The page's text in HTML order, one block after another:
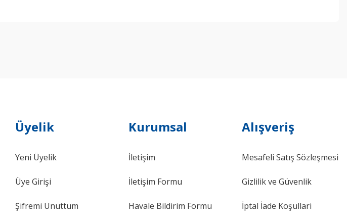
Üyelik
Yeni Üyelik
Üye Girişi
Şifremi Unuttum
Kurumsal
İletişim
İletişim Formu
Havale Bildirim Formu
Alışveriş
Mesafeli Satış Sözleşmesi
Gizlilik ve Güvenlik
İptal İade Koşullari